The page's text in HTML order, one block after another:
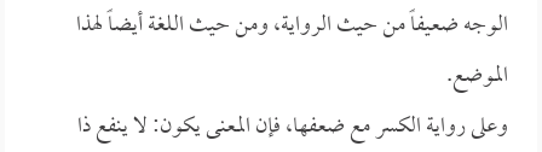
الوجه ضعيفاً من حيث الرواية، ومن حيث اللغة أيضاً لهذا
الموضع.
وعلى رواية الكسر مع ضعفها، فإن المعنى يكون: لا ينفع ذا